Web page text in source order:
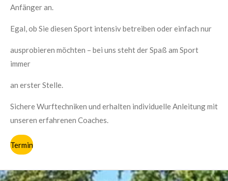
Anfänger an.
Egal, ob Sie diesen Sport intensiv betreiben oder einfach nur
ausprobieren möchten – bei uns steht der Spaß am Sport
immer
an erster Stelle.
Sichere Wurftechniken und erhalten individuelle Anleitung mit
unseren erfahrenen Coaches.
Termin